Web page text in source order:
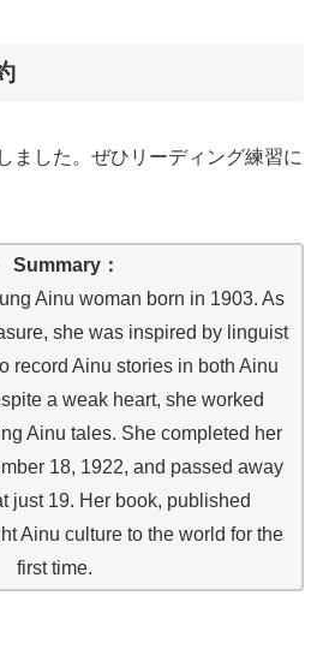
ました。ぜひリーディング練習に
Summary：
Ainu woman born in 1903. As
she was inspired by linguist
record Ainu stories in both Ainu
a weak heart, she worked
Ainu tales. She completed her
18, 1922, and passed away
just 19. Her book, published
Ainu culture to the world for the
first time.